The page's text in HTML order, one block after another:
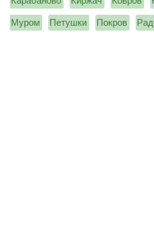
Муром Петушки Покров